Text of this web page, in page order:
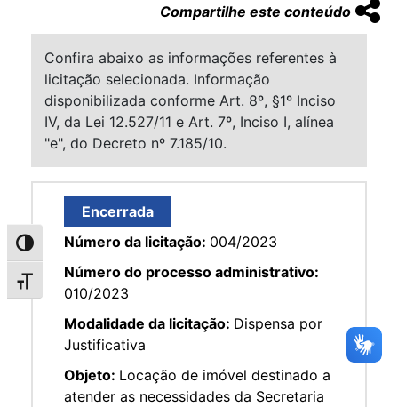
Alternar alto contraste
Alternar tamanho da fonte
Compartilhe este conteúdo
Confira abaixo as informações referentes à
licitação selecionada. Informação
disponibilizada conforme Art. 8º, §1º Inciso
IV, da Lei 12.527/11 e Art. 7º, Inciso I, alínea
"e", do Decreto nº 7.185/10.
Encerrada
Número da licitação: 004/2023
Número do processo administrativo:
010/2023
Modalidade da licitação: Dispensa por
Justificativa
Objeto: Locação de imóvel destinado a
atender as necessidades da Secretaria